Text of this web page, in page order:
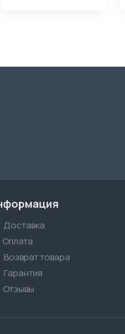
Доставка
Оплата
Возврат товара
Гарантия
Отзывы